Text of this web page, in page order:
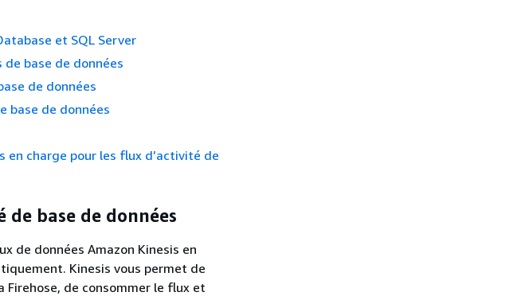
et SQL Server
base de données
de données
base de données
en charge pour les flux d’activité de
base de données
de données Amazon Kinesis en
Kinesis vous permet de
Firehose, de consommer le flux et